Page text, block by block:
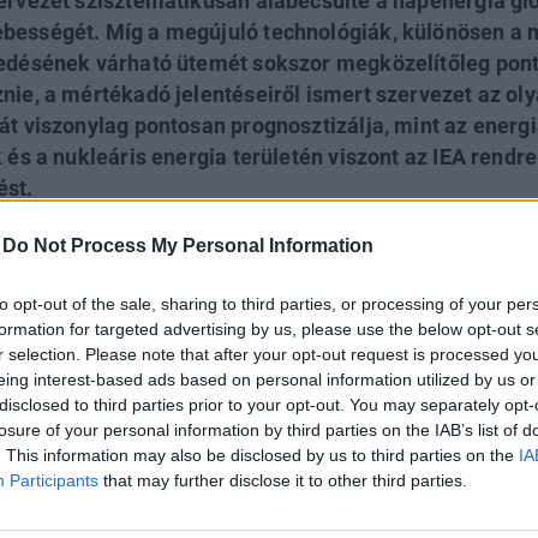
Do Not Process My Personal Information
opt-out of the sale, sharing to third parties, or processing of your
for targeted advertising by us, please use the below opt-out
selection. Please note that after your opt-out request is processed
interest-based ads based on personal information utilized by us
to third parties prior to your opt-out. You may separately
of your personal information by third parties on the IAB’s list of
This information may also be disclosed by us to third parties on the
Participants that may further disclose it to other third parties.
Míg a megújuló technológiák, különösen a
várható ütemét sokszor megközelítőleg
a mértékadó jelentéseiről ismert szervezet az
viszonylag pontosan prognosztizálja, mint az
a nukleáris energia területén viszont az IEA
jön az év egyik legjelentősebb üzleti fenntarthatósági
2026. A szektorsemleges konferencia a zöld gazdasággal
legégetőbb beavatkozási gyakorlatokkal foglalkozik, de
is. Részletek a linken.
Ügynökség (IEA) éves jelentései ( World Energy
energiastatisztikák, valamint a jövőre vonatkozó